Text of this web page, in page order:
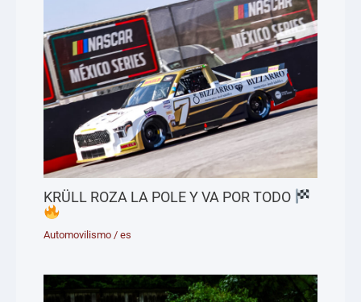
KRÜLL ROZA LA POLE Y VA POR TODO
Automovilismo /es